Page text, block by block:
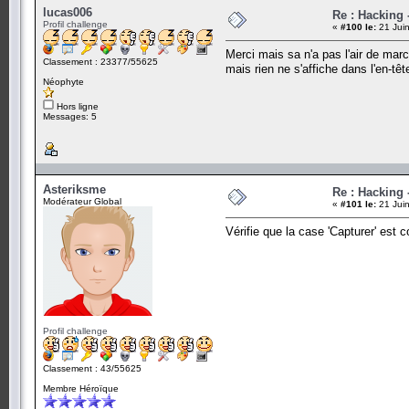
lucas006
Profil challenge
Classement : 23377/55625
Néophyte
Hors ligne
Messages: 5
Re : Hacking
« #100 le: 21
Merci mais sa n'a pas l'air de
mais rien ne s'affiche dans l'en-
Asteriksme
Modérateur Global
Profil challenge
Classement : 43/55625
Membre Héroïque
Re : Hacking
« #101 le: 21
Vérifie que la case 'Capturer' est